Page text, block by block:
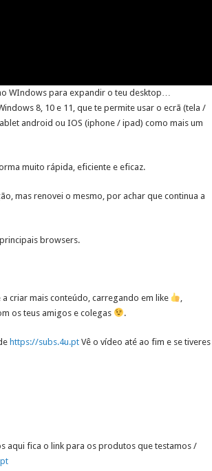
WIndows para expandir o teu desktop…
8, 10 e 11, que te permite usar o ecrã (tela /
android ou IOS (iphone / ipad) como mais um
muito rápida, eficiente e eficaz.
mas renovei o mesmo, por achar que continua a
browsers.
criar mais conteúdo, carregando em like
os teus amigos e colegas .
https://subs.4u.ptVê o vídeo até ao fim e se tiveres
aqui fica o link para os produtos que testamos /